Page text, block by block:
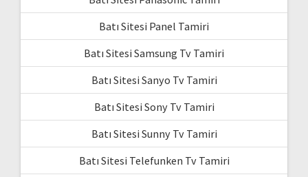
Batı Sitesi Panel Tamiri
Batı Sitesi Samsung Tv Tamiri
Batı Sitesi Sanyo Tv Tamiri
Batı Sitesi Sony Tv Tamiri
Batı Sitesi Sunny Tv Tamiri
Batı Sitesi Telefunken Tv Tamiri